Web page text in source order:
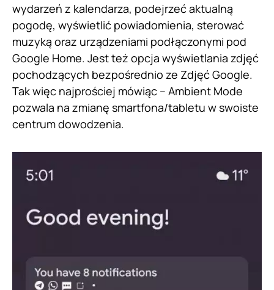
wydarzeń z kalendarza, podejrzeć aktualną
pogodę, wyświetlić powiadomienia, sterować
muzyką oraz urządzeniami podłączonymi pod
Google Home. Jest też opcja wyświetlania zdjęć
pochodzących bezpośrednio ze Zdjęć Google.
Tak więc najprościej mówiąc – Ambient Mode
pozwala na zmianę smartfona/tabletu w swoiste
centrum dowodzenia.